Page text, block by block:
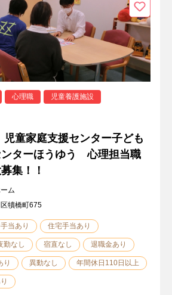
心理職 児童養護施設
児童家庭支援センター子ども
ンターほうゆう 心理担当職
集！！
ム
犢橋町675
当あり 住宅手当あり
勤なし 宿直なし 退職金あり
り 異動なし 年間休日110日以上